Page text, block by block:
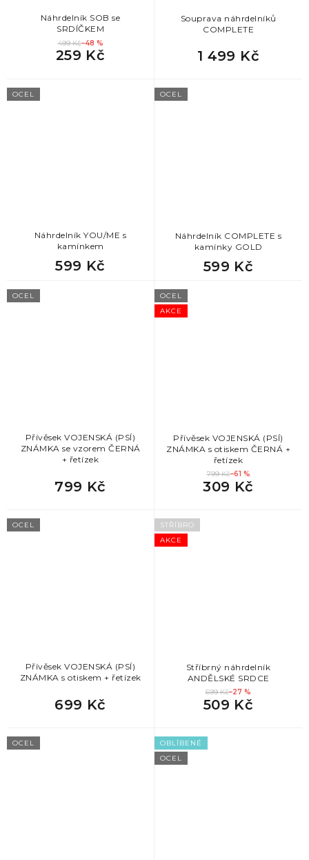
Náhrdelník SOB se
SRDÍČKEM
499 Kč–48 %
259 Kč
Souprava náhrdelníků
COMPLETE
1 499 Kč
OCEL
Náhrdelník YOU/ME s
kamínkem
599 Kč
OCEL
Náhrdelník COMPLETE s
kamínky GOLD
599 Kč
OCEL
Přívěsek VOJENSKÁ (PSÍ)
ZNÁMKA se vzorem ČERNÁ
+ řetízek
799 Kč
AKCE
OCEL
Přívěsek VOJENSKÁ (PSÍ)
ZNÁMKA s otiskem ČERNÁ +
řetízek
799 Kč–61 %
309 Kč
OCEL
Přívěsek VOJENSKÁ (PSÍ)
ZNÁMKA s otiskem + řetízek
699 Kč
AKCE
STŘÍBRO
Stříbrný náhrdelník
ANDĚLSKÉ SRDCE
699 Kč–27 %
509 Kč
OCEL
OBLÍBENÉ
OCEL